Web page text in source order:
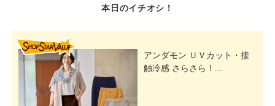
本日のイチオシ！
アンダモン ＵＶカット・接
触冷感 さらさら！...